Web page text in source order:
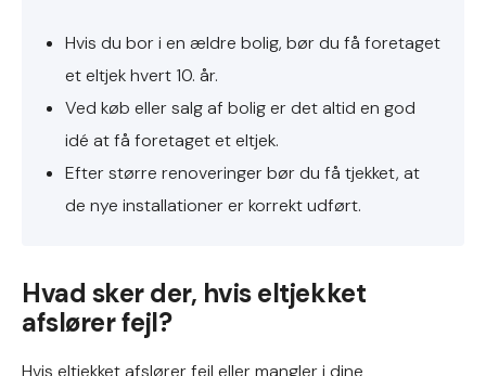
Hvis du bor i en ældre bolig, bør du få foretaget
et eltjek hvert 10. år.
Ved køb eller salg af bolig er det altid en god
idé at få foretaget et eltjek.
Efter større renoveringer bør du få tjekket, at
de nye installationer er korrekt udført.
Hvad sker der, hvis eltjekket
afslører fejl?
Hvis eltjekket afslører fejl eller mangler i dine